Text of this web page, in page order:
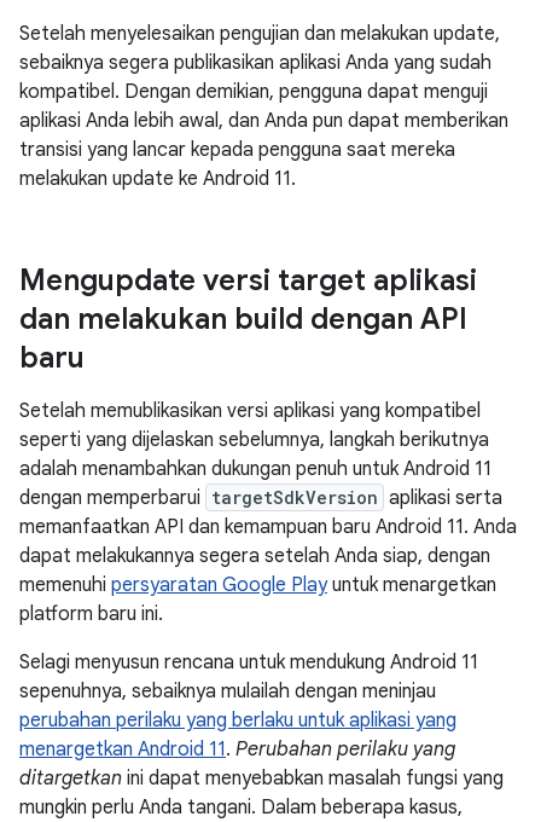
Setelah menyelesaikan pengujian dan melakukan update,
sebaiknya segera publikasikan aplikasi Anda yang sudah
kompatibel. Dengan demikian, pengguna dapat menguji
aplikasi Anda lebih awal, dan Anda pun dapat memberikan
transisi yang lancar kepada pengguna saat mereka
melakukan update ke Android 11.
Mengupdate versi target aplikasi
dan melakukan build dengan API
baru
Setelah memublikasikan versi aplikasi yang kompatibel
seperti yang dijelaskan sebelumnya, langkah berikutnya
adalah menambahkan dukungan penuh untuk Android 11
dengan memperbarui targetSdkVersion aplikasi serta
memanfaatkan API dan kemampuan baru Android 11. Anda
dapat melakukannya segera setelah Anda siap, dengan
memenuhi persyaratan Google Playuntuk menargetkan
platform baru ini.
Selagi menyusun rencana untuk mendukung Android 11
sepenuhnya, sebaiknya mulailah dengan meninjau
perubahan perilaku yang berlaku untuk aplikasi yang
menargetkan Android 11. Perubahan perilaku yang
ditargetkan ini dapat menyebabkan masalah fungsi yang
mungkin perlu Anda tangani. Dalam beberapa kasus,